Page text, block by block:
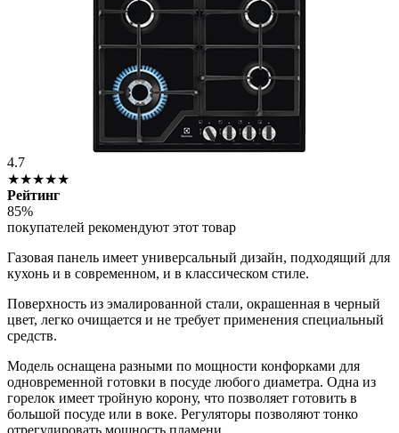
4.7
★★★★★
Рейтинг
85%
покупателей рекомендуют этот товар
Газовая панель имеет универсальный дизайн, подходящий для
кухонь и в современном, и в классическом стиле.
Поверхность из эмалированной стали, окрашенная в черный
цвет, легко очищается и не требует применения специальный
средств.
Модель оснащена разными по мощности конфорками для
одновременной готовки в посуде любого диаметра. Одна из
горелок имеет тройную корону, что позволяет готовить в
большой посуде или в воке. Регуляторы позволяют тонко